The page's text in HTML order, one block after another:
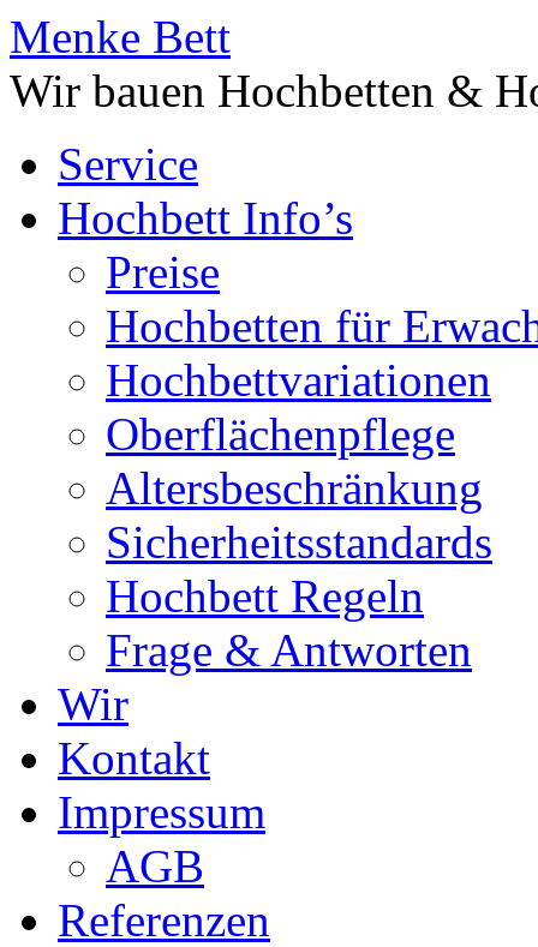
Menke Bett
Wir bauen Hochbetten &
Service
Hochbett Info’s
Preise
Hochbetten für
Hochbettvariationen
Oberflächenpflege
Altersbeschränkung
Sicherheitsstandards
Hochbett Regeln
Frage & Antworten
Wir
Kontakt
Impressum
AGB
Referenzen